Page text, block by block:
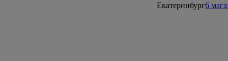
Екатеринбург6